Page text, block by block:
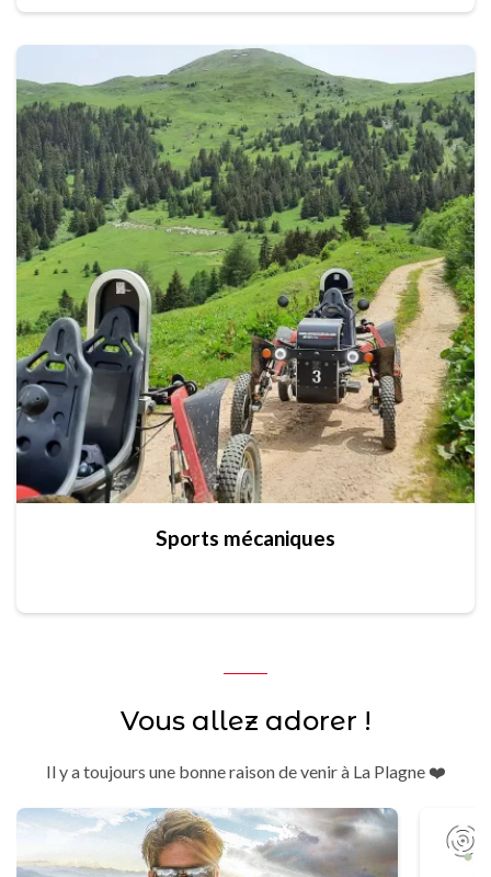
Sports mécaniques
Vous allez adorer !
Il y a toujours une bonne raison de venir à La Plagne ❤️